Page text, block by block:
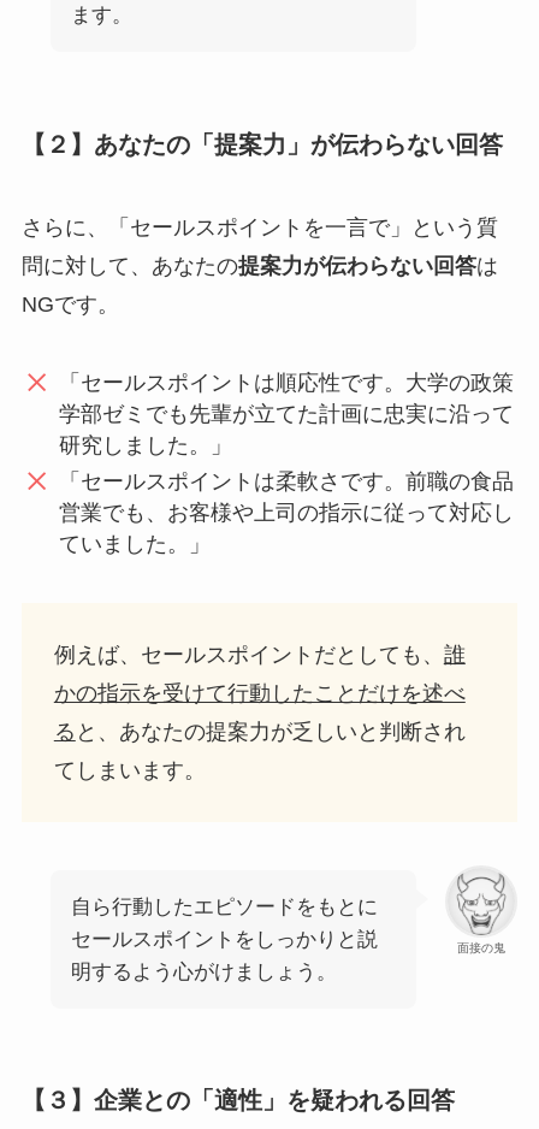
ます。
【２】あなたの「提案力」が伝わらない回答
さらに、「セールスポイントを一言で」という質
問に対して、あなたの提案力が伝わらない回答は
NGです。
「セールスポイントは順応性です。大学の政策
学部ゼミでも先輩が立てた計画に忠実に沿って
研究しました。」
「セールスポイントは柔軟さです。前職の食品
営業でも、お客様や上司の指示に従って対応し
ていました。」
例えば、セールスポイントだとしても、 誰
かの指示を受けて行動したことだけを述べ
る と、あなたの提案力が乏しいと判断され
てしまいます。
面接の鬼
自ら行動したエピソードをもとに
セールスポイントをしっかりと説
明するよう心がけましょう。
【３】企業との「適性」を疑われる回答